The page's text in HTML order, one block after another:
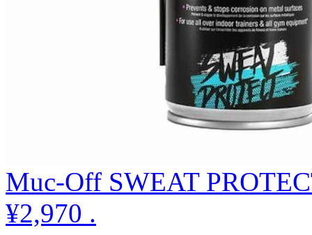
Muc-Off SWEAT
¥2,970 .